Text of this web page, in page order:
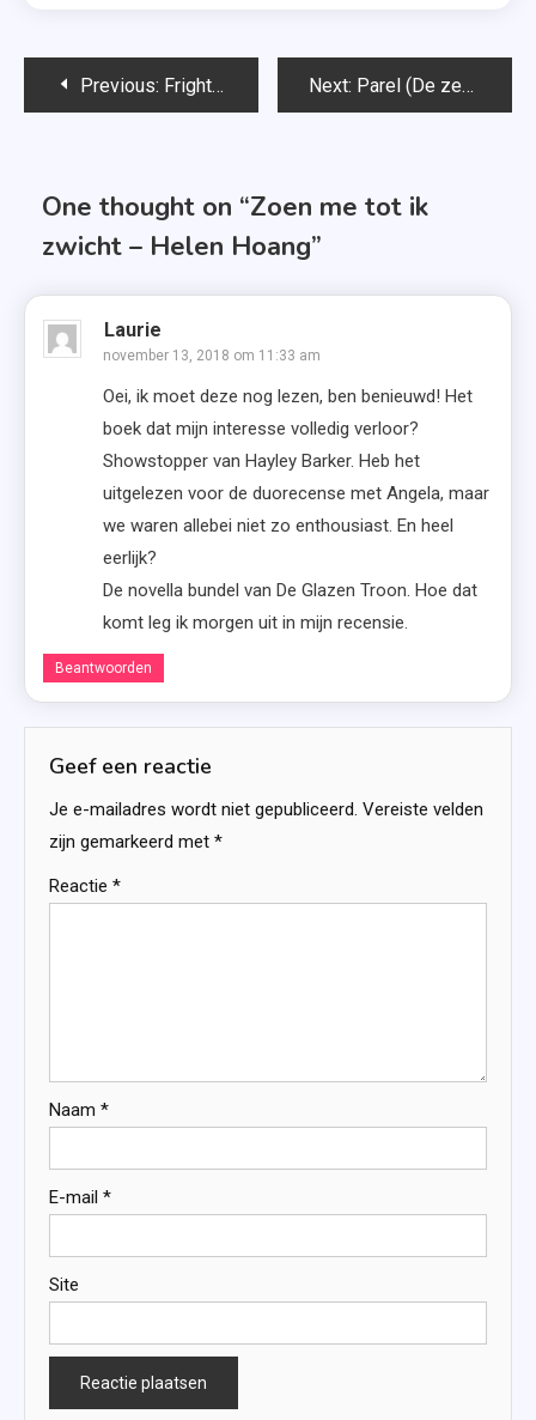
Bericht
Previous: Fright Night – Maren Stoffels Next: Parel (De zeven zussen #4) – Lucinda Riley
One thought on “Zoen me tot ik
zwicht – Helen Hoang”
Laurie
november 13, 2018 om 11:33 am
Oei, ik moet deze nog lezen, ben benieuwd! Het
boek dat mijn interesse volledig verloor?
Showstopper van Hayley Barker. Heb het
uitgelezen voor de duorecense met Angela, maar
we waren allebei niet zo enthousiast. En heel
eerlijk?
De novella bundel van De Glazen Troon. Hoe dat
komt leg ik morgen uit in mijn recensie.
Beantwoorden
Geef een reactie
Je e-mailadres wordt niet gepubliceerd. Vereiste velden
zijn gemarkeerd met *
Reactie *
Naam *
E-mail *
Site